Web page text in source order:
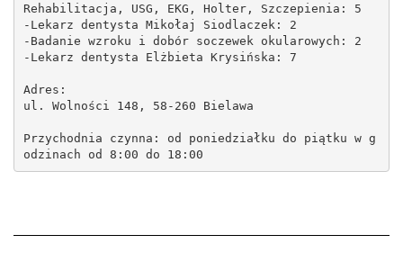
Rehabilitacja, USG, EKG, Holter, Szczepienia: 5
-Lekarz dentysta Mikołaj Siodlaczek: 2
-Badanie wzroku i dobór soczewek okularowych: 2
-Lekarz dentysta Elżbieta Krysińska: 7
Adres:
ul. Wolności 148, 58-260 Bielawa
Przychodnia czynna: od poniedziałku do piątku w g
odzinach od 8:00 do 18:00